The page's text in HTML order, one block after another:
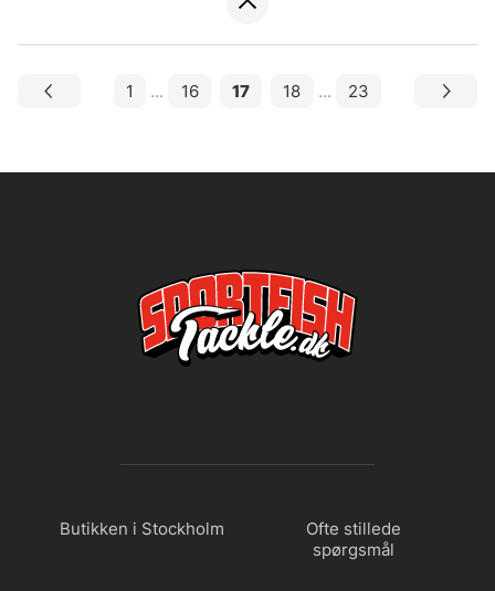
1 ... 16 17 18 ... 23
Butikken i Stockholm
Ofte stillede
spørgsmål